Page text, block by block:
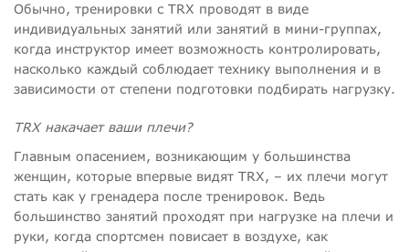
Обычно, тренировки с TRX проводят в виде
индивидуальных занятий или занятий в мини-группах,
когда инструктор имеет возможность контролировать,
насколько каждый соблюдает технику выполнения и в
зависимости от степени подготовки подбирать нагрузку.
TRX накачает ваши плечи?
Главным опасением, возникающим у большинства
женщин, которые впервые видят TRX, – их плечи могут
стать как у гренадера после тренировок. Ведь
большинство занятий проходят при нагрузке на плечи и
руки, когда спортсмен повисает в воздухе, как